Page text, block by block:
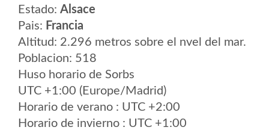
Estado: Alsace
Pais: Francia
Altitud: 2.296 metros sobre el nvel del mar.
Poblacion: 518
Huso horario de Sorbs
UTC +1:00 (Europe/Madrid)
Horario de verano : UTC +2:00
Horario de invierno : UTC +1:00